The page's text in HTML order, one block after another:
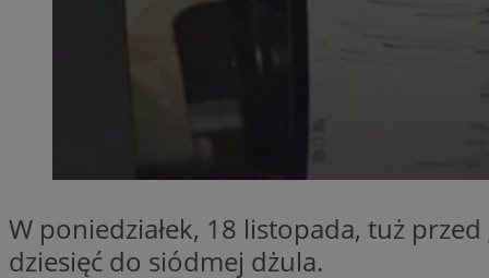
W poniedziałek, 18 listopada, tuż
dziesięć do siódmej dżula.
OAID